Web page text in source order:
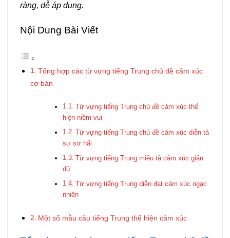
ràng, dễ áp dụng.
Nội Dung Bài Viết
Tổng hợp các từ vựng tiếng Trung chủ đề cảm xúc
cơ bản
Từ vựng tiếng Trung chủ đề cảm xúc thể
hiện niềm vui
Từ vựng tiếng Trung chủ đề cảm xúc diễn tả
sự sợ hãi
Từ vựng tiếng Trung miêu tả cảm xúc giận
dữ
Từ vựng tiếng Trung diễn đạt cảm xúc ngạc
nhiên
Một số mẫu câu tiếng Trung thể hiện cảm xúc